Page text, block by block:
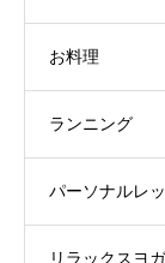
お料理
ランニング
パーソナルレ
リラックスヨガ